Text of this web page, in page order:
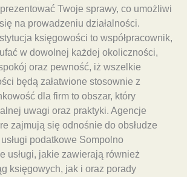
Twoje sprawy, co umożliwi
na prowadzeniu działalności.
księgowości to współpracownik,
w dowolnej każdej okoliczności,
oraz pewność, iż wszelkie
będą załatwione stosownie z
dla firm to obszar, który
uwagi oraz praktyki. Agencje
zajmują się odnośnie do obsłudze
podatkowe Sompolno
usługi, jakie zawierają również
księgowych, jak i oraz porady